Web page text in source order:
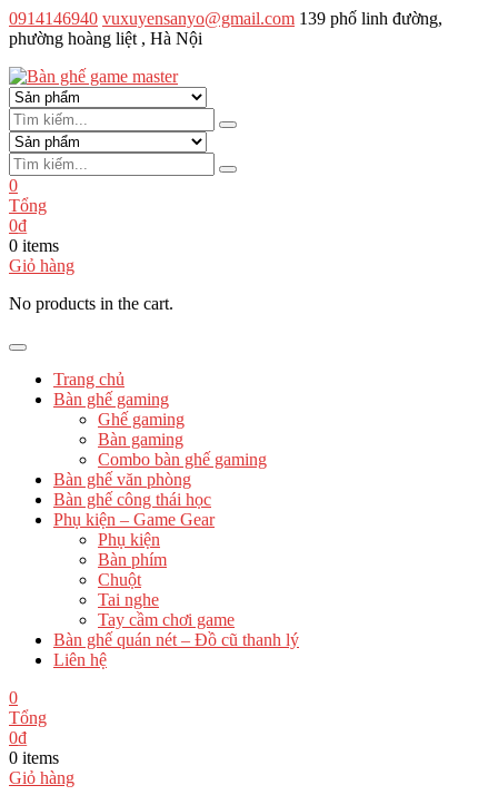
0914146940 vuxuyensanyo@gmail.com 139 phố linh đường,
phường hoàng liệt , Hà Nội
Bàn ghế game master
Lựa chọn hoàn hảo dành cho game thủ
0
Tổng
0₫
0 items
Giỏ hàng
No products in the cart.
Trang chủ
Bàn ghế gaming
Ghế gaming
Bàn gaming
Combo bàn ghế gaming
Bàn ghế văn phòng
Bàn ghế công thái học
Phụ kiện – Game Gear
Phụ kiện
Bàn phím
Chuột
Tai nghe
Tay cầm chơi game
Bàn ghế quán nét – Đồ cũ thanh lý
Liên hệ
0
Tổng
0₫
0 items
Giỏ hàng